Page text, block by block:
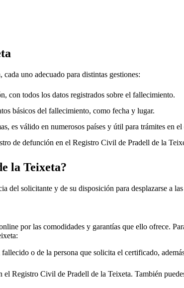
uno adecuado para distintas gestiones:
con todos los datos registrados sobre el fallecimiento.
básicos del fallecimiento, como fecha y lugar.
es válido en numerosos países y útil para trámites en
de defunción en el Registro Civil de Pradell de la
la Teixeta?
del solicitante y de su disposición para desplazarse a
por las comodidades y garantías que ello ofrece.
:
o de la persona que solicita el certificado,
el Registro Civil de Pradell de la Teixeta. También